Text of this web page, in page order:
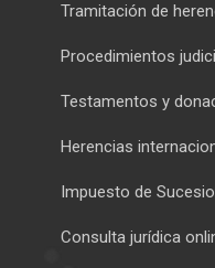
Tramitación de
Procedimientos
Testamentos y
Herencias
Impuesto de
Consulta jurídica